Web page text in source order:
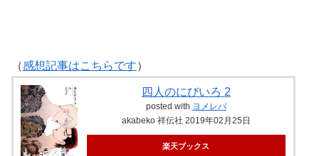
（感想記事はこちらです）
四人のにびいろ 2
posted with ヨメレバ
akabeko 祥伝社 2019年02月25日
楽天ブックス